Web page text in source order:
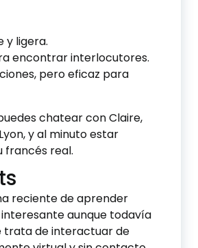
y ligera.
encontrar interlocutores.
pero eficaz para
chatear con Claire,
y al minuto estar
real.
reciente de aprender
aunque todavía
trata de interactuar de